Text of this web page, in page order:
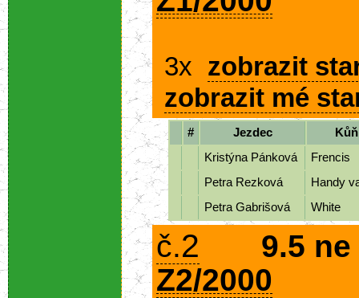
3x zobrazit
zobrazit mé
# Jezdec
Kůň
Kristýna Pánková
Frencis
Petra Rezková
Handy
Petra Gabrišová
White
č.2
9.5 ne
Z2/2000